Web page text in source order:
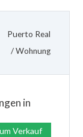
Puerto Real
/Wohnung
Verkauf